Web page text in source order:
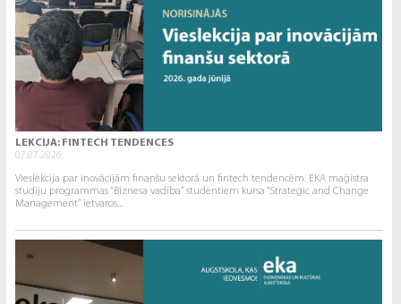
LEKCIJA: FINTECH TENDENCES
07.07.2026.
Vieslekcija par inovācijām finanšu sektorā un fintech tendencēm. EKA maģistra
studiju programmas “Biznesa vadība” studentiem kursa “Strategic and Change
Management” ietvaros...